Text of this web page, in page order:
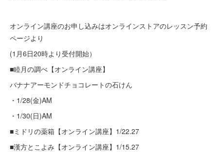
オンライン講座のお申し込みはオンラインストアのレッスン予約
ページより
(1月6日20時より受付開始）
■睦月の調べ【オンライン講座】
バナナアーモンドチョコレートの石けん
・1/28(金)AM
・1/30(日)AM
■ミドリの薬箱【オンライン講座】1/22.27
■漢方とこよみ【オンライン講座】1/15.27